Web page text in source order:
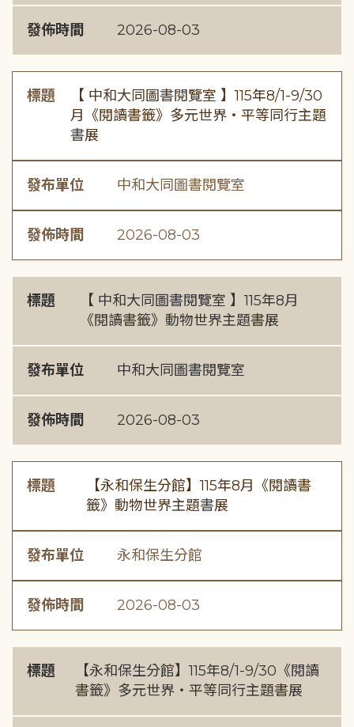
發佈時間 2026-08-03
標題
【 中和大同圖書閱覽室 】115年8/1-9/30
月《閱讀書籤》多元世界・平等同行主題
書展
發布單位 中和大同圖書閱覽室
發佈時間 2026-08-03
標題
【 中和大同圖書閱覽室 】115年8月
《閱讀書籤》動物世界主題書展
發布單位 中和大同圖書閱覽室
發佈時間 2026-08-03
標題
【永和保生分館】115年8月《閱讀書
籤》動物世界主題書展
發布單位 永和保生分館
發佈時間 2026-08-03
標題
【永和保生分館】115年8/1-9/30《閱讀
書籤》多元世界・平等同行主題書展